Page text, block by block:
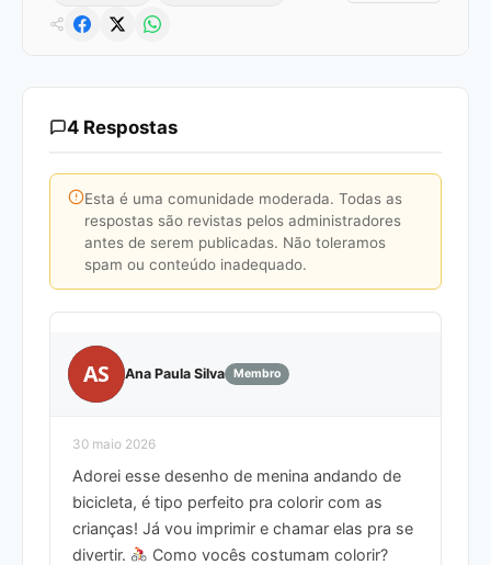
4 Respostas
Esta é uma comunidade moderada. Todas as
respostas são revistas pelos administradores
antes de serem publicadas. Não toleramos
spam ou conteúdo inadequado.
AS Ana Paula Silva Membro
30 maio 2026
Adorei esse desenho de menina andando de
bicicleta, é tipo perfeito pra colorir com as
crianças! Já vou imprimir e chamar elas pra se
divertir.
Como vocês costumam colorir?